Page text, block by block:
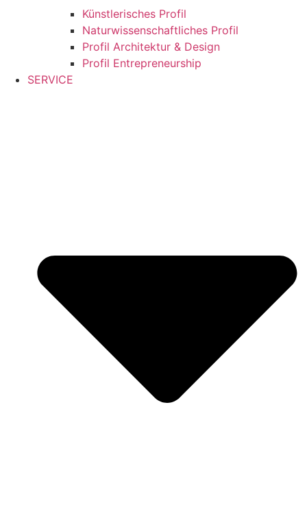
Künstlerisches Profil
Naturwissenschaftliches Profil
Profil Architektur & Design
Profil Entrepreneurship
SERVICE